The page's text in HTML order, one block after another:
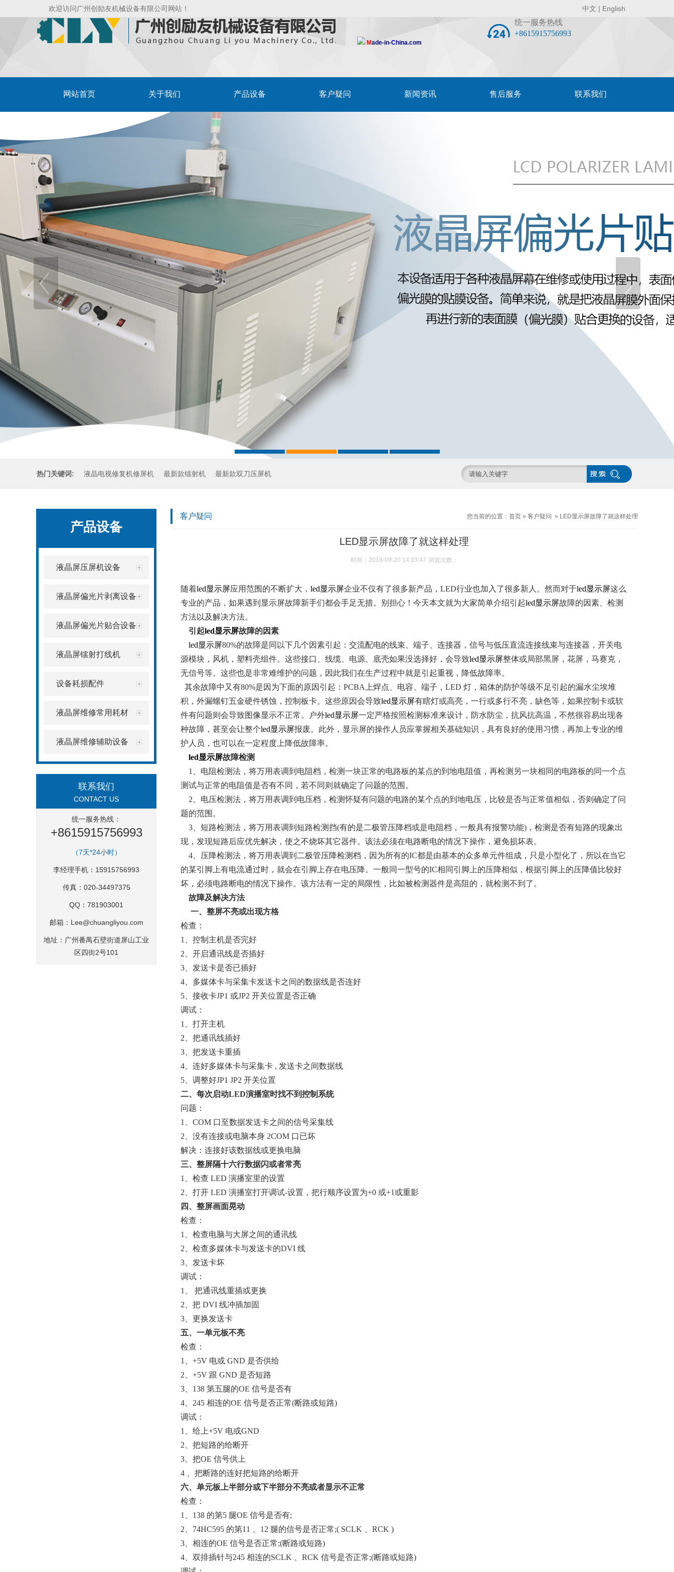
欢迎访问广州创励友机械设备有限公司网站！ 中文 | English
Made-in-China.com
统一服务热线
+8615915756993
网站首页 关于我们 产品设备 客户疑问 新闻资讯 售后服务 联系我们
热门关键词: 液晶电视修复机修屏机 最新款镭射机 最新款双刀压屏机
产品设备
液晶屏压屏机设备
液晶屏偏光片剥离设备
液晶屏偏光片贴合设备
液晶屏镭射打线机
设备耗损配件
液晶屏维修常用耗材
液晶屏维修辅助设备
联系我们
CONTACT US
统一服务热线：
+8615915756993
（7天*24小时）
李经理手机：15915756993
传真：020-34497375
QQ：781903001
邮箱：Lee@chuangliyou.com
地址：广州番禺石壁街道屏山工业
区四街2号101
客户疑问 您当前的位置： 首页 » 客户疑问 » LED显示屏故障了就这样处理
LED显示屏故障了就这样处理
时间：2018-09-20 14:03:47 浏览次数：
随着led显示屏应用范围的不断扩大， led显示屏企业不仅有了很多新产品，LED行业也加入了很多新人。然而对于led显示屏这么
专业的产品，如果遇到显示屏故障新手们都会手足无措。别担心！今天本文就为大家简单介绍引起led显示屏故障的因素、检测
方法以及解决方法。
引起led显示屏故障的因素
led显示屏80%的故障是同以下几个因素引起：交流配电的线束、端子、连接器，信号与低压直流连接线束与连接器，开关电
源模块，风机，塑料壳组件。这些接口、线缆、电源、底壳如果没选择好，会导致led显示屏整体或局部黑屏，花屏，马赛克，
无信号等。这些也是非常难维护的问题，因此我们在生产过程中就是引起重视，降低故障率。
其余故障中又有80%是因为下面的原因引起：PCBA上焊点、电容、端子，LED 灯，箱体的防护等级不足引起的漏水尘埃堆
积，外漏螺钉五金硬件锈蚀，控制板卡。这些原因会导致led显示屏有瞎灯或高亮，一行或多行不亮，缺色等，如果控制卡或软
件有问题则会导致图像显示不正常。户外led显示屏一定严格按照检测标准来设计，防水防尘，抗风抗高温，不然很容易出现各
种故障，甚至会让整个led显示屏报废。此外，显示屏的操作人员应掌握相关基础知识，具有良好的使用习惯，再加上专业的维
护人员，也可以在一定程度上降低故障率。
led显示屏故障检测
1、电阻检测法，将万用表调到电阻档，检测一块正常的电路板的某点的到地电阻值，再检测另一块相同的电路板的同一个点
测试与正常的电阻值是否有不同，若不同则就确定了问题的范围。
2、电压检测法，将万用表调到电压档，检测怀疑有问题的电路的某个点的到地电压，比较是否与正常值相似，否则确定了问
题的范围。
3、短路检测法，将万用表调到短路检测挡(有的是二极管压降档或是电阻档，一般具有报警功能)，检测是否有短路的现象出
现，发现短路后应优先解决，使之不烧坏其它器件。该法必须在电路断电的情况下操作，避免损坏表。
4、压降检测法，将万用表调到二极管压降检测档，因为所有的IC都是由基本的众多单元件组成，只是小型化了，所以在当它
的某引脚上有电流通过时，就会在引脚上存在电压降。一般同一型号的IC相同引脚上的压降相似，根据引脚上的压降值比较好
坏，必须电路断电的情况下操作。该方法有一定的局限性，比如被检测器件是高阻的，就检测不到了。
故障及解决方法
一、整屏不亮或出现方格
检查：
1、控制主机是否完好
2、开启通讯线是否插好
3、发送卡是否已插好
4、多媒体卡与采集卡发送卡之间的数据线是否连好
5、接收卡JP1 或JP2 开关位置是否正确
调试：
1、打开主机
2、把通讯线插好
3、把发送卡重插
4、连好多媒体卡与采集卡 , 发送卡之间数据线
5、调整好JP1 JP2 开关位置
二、每次启动LED演播室时找不到控制系统
问题：
1、COM 口至数据发送卡之间的信号采集线
2、没有连接或电脑本身 2COM 口已坏
解决：连接好该数据线或更换电脑
三、整屏隔十六行数据闪或者常亮
1、检查 LED 演播室里的设置
2、打开 LED 演播室打开调试-设置，把行顺序设置为+0 或+1或重影
四、整屏画面晃动
检查：
1、检查电脑与大屏之间的通讯线
2、检查多媒体卡与发送卡的DVI 线
3、发送卡坏
调试：
1、 把通讯线重插或更换
2、把 DVI 线冲插加固
3、更换发送卡
五、一单元板不亮
检查：
1、+5V 电或 GND 是否供给
2、+5V 跟 GND 是否短路
3、138 第五腿的OE 信号是否有
4、245 相连的OE 信号是否正常(断路或短路)
调试：
1、给上+5V 电或GND
2、把短路的给断开
3、把OE 信号供上
4 、把断路的连好把短路的给断开
六、单元板上半部分或下半部分不亮或者显示不正常
检查：
1、138 的第5 腿OE 信号是否有;
2、74HC595 的第11 、12 腿的信号是否正常;( SCLK 、RCK )
3、相连的OE 信号是否正常;(断路或短路)
4、双排插针与245 相连的SCLK 、RCK 信号是否正常;(断路或短路)